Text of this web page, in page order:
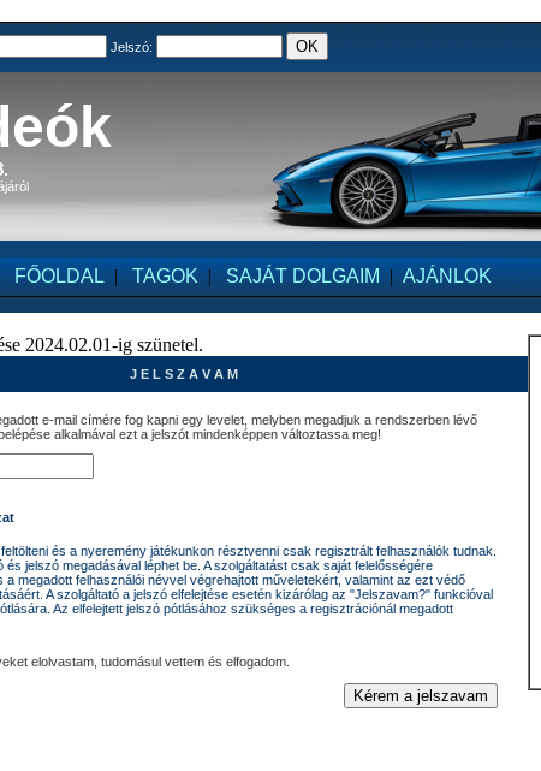
Jelszó:
FŐOLDAL | TAGOK | SAJÁT DOLGAIM | AJÁNLOK
2024.02.01-ig szünetel.
J E L S Z A V A M
e-mail címére fog kapni egy levelet, melyben megadjuk a rendszerben lévő
alkalmával ezt a jelszót mindenképpen változtassa meg!
és a nyeremény játékunkon résztvenni csak regisztrált felhasználók tudnak.
és jelszó megadásával léphet be. A szolgáltatást csak saját felelősségére
a megadott felhasználói névvel végrehajtott műveletekért, valamint az ezt védő
A szolgáltató a jelszó elfelejtése esetén kizárólag az "Jelszavam?" funkcióval
Az elfelejtett jelszó pótlásához szükséges a regisztrációnál megadott
kijelenti, hogy anyagért (video, kép, cikk, történet, bírálat stb.), teljes
oldal üzemeltetőjét a feltöltött anyagoként semmilyen felelősség nem terheli.
elolvastam, tudomásul vettem és elfogadom.